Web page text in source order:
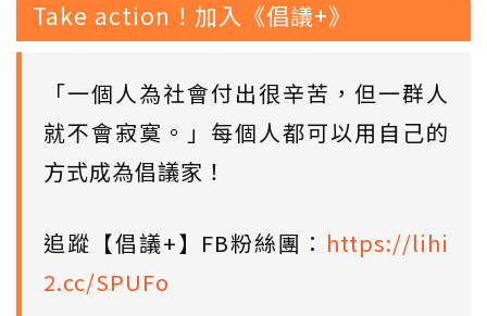
Take action！加入《倡議+》
「一個人為社會付出很辛苦，但一群人
就不會寂寞。」每個人都可以用自己的
方式成為倡議家！
追蹤【倡議+】FB粉絲團： https://lihi
2.cc/SPUFo